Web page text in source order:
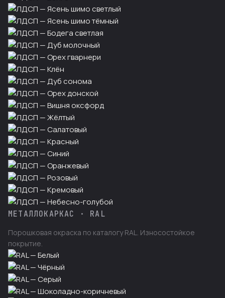
МЕТАЛЛОКАРКАС · RAL
Порошковая окраска по каталогу RAL. Износостойкое
покрытие.